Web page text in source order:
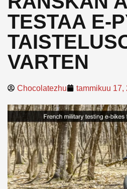
TESTAA E-
VARTEN
Chocolatezhu tammikuu 17,